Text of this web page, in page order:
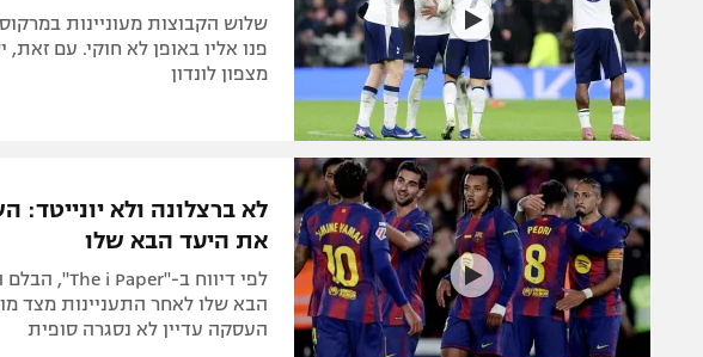
שלוש הקבוצות מעוניינות
פנו אליו באופן לא חוקי. עם
מצפון לונדון
לא ברצלונה ולא
את היעד הבא שלו
הבא שלו לאחר התעניינות מצד
העסקה עדיין לא נסגרה סופית